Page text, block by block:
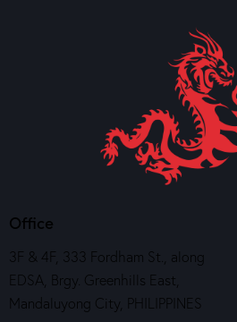
Office
3F & 4F, 333 Fordham St., along
EDSA, Brgy. Greenhills East,
Mandaluyong City, PHILIPPINES